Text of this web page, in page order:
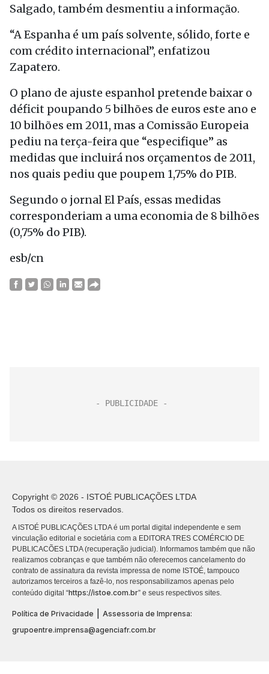
Salgado, também desmentiu a informação.
“A Espanha é um país solvente, sólido, forte e
com crédito internacional”, enfatizou
Zapatero.
O plano de ajuste espanhol pretende baixar o
déficit poupando 5 bilhões de euros este ano e
10 bilhões em 2011, mas a Comissão Europeia
pediu na terça-feira que “especifique” as
medidas que incluirá nos orçamentos de 2011,
nos quais pediu que poupem 1,75% do PIB.
Segundo o jornal El País, essas medidas
corresponderiam a uma economia de 8 bilhões
(0,75% do PIB).
esb/cn
Copyright © 2026 - ISTOÉ PUBLICAÇÕES LTDA
Todos os direitos reservados.
A ISTOÉ PUBLICAÇÕES LTDA é um portal digital independente e sem
vinculação editorial e societária com a EDITORA TRES COMÉRCIO DE
PUBLICACÕES LTDA (recuperação judicial). Informamos também que não
realizamos cobranças e que também não oferecemos cancelamento do
contrato de assinatura da revista impressa de nome ISTOÉ, tampouco
autorizamos terceiros a fazê-lo, nos responsabilizamos apenas pelo
conteúdo digital “https://istoe.com.br” e seus respectivos sites.
Política de Privacidade
Assessoria de Imprensa:
grupoentre.imprensa@agenciafr.com.br